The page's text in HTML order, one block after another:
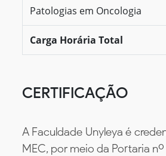
Patologias em Oncologia
Carga Horária Total
CERTIFICAÇÃO
A Faculdade Unyleya é
MEC, por meio da Portaria